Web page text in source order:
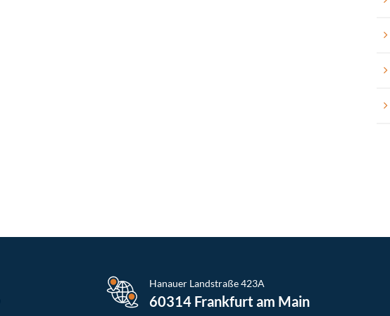
Hanauer Landstraße 423A
60314 Frankfurt am Main